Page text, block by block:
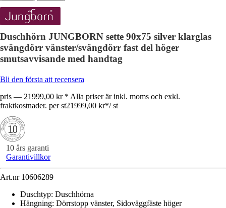
Duschhörn JUNGBORN sette 90x75 silver klarglas
svängdörr vänster/svängdörr fast del höger
smutsavvisande med handtag
Bli den första att recensera
pris — 21999,00 kr * Alla priser är inkl. moms och exkl.
fraktkostnader. per st21999,00 kr*/ st
10 års garanti
Garantivillkor
Art.nr 10606289
Duschtyp: Duschhörna
Hängning: Dörrstopp vänster, Sidoväggfäste höger